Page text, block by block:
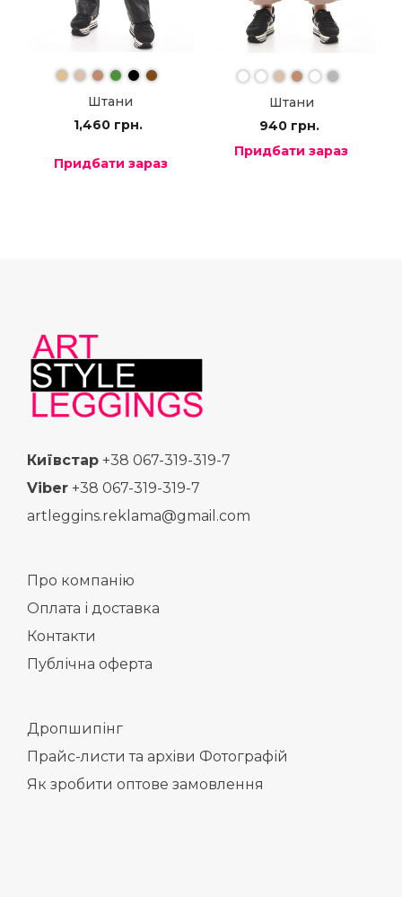
Штани
1,460 грн.
Придбати зараз
Штани
940 грн.
Придбати зараз
Київстар +38 067-319-319-7
Viber +38 067-319-319-7
artleggins.reklama@gmail.com
Про компанію
Оплата і доставка
Контакти
Публічна оферта
Дропшипінг
Прайс-листи та архіви Фотографій
Як зробити оптове замовлення